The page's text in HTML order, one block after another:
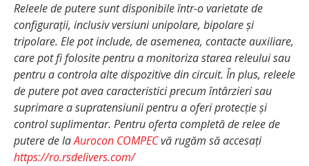
Releele de putere sunt disponibile într-o varietate de
configurații, inclusiv versiuni unipolare, bipolare și
tripolare. Ele pot include, de asemenea, contacte auxiliare,
care pot fi folosite pentru a monitoriza starea releului sau
pentru a controla alte dispozitive din circuit. În plus, releele
de putere pot avea caracteristici precum întârzieri sau
suprimare a supratensiunii pentru a oferi protecție și
control suplimentar. Pentru oferta completă de relee de
putere de laAurocon COMPECvă rugăm să accesați
https://ro.rsdelivers.com/